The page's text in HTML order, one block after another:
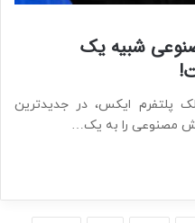
شبیه یک
پلتفرم ایکس، در جدیدترین
مصنوعی را به یک…